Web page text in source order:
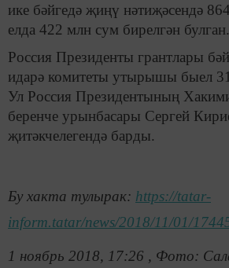
ике бәйгедә җиңү нәтиҗәсендә
елда 422 млн сум бирелгән булган.
Россия Президенты грантлары
идарә комитеты утырышы быел
Ул Россия Президентының
беренче урынбасары Сергей
җитәкчелегендә барды.
Бу хакта тулырак: https://tatar-
inform.tatar/news/2018/11/01/
1 ноябрь 2018, 17:26 , Фото: